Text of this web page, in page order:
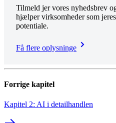
Tilmeld jer vores nyhedsbrev
hjælper virksomheder som
potentiale.
Få flere oplysninge
Forrige kapitel
Kapitel 2: AI i detailhandlen